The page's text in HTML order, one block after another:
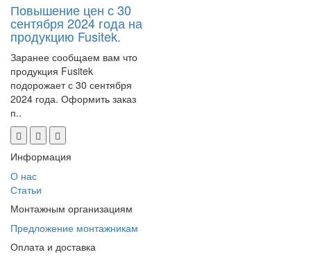
Повышение цен с 30
сентября 2024 года на
продукцию Fusitek.
Заранее сообщаем вам что
продукция Fusitek
подорожает с 30 сентября
2024 года. Оформить заказ
п..
Информация
О нас
Статьи
Монтажным организациям
Предложение монтажникам
Оплата и доставка